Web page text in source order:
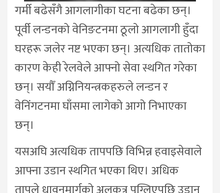
गर्मी बढेसँगै आगलागीका घटना बढेका छन्।
पूर्वी लन्डनको वेनिङटनमा ठूलो आगलागी हुँदा
घरहरू जलेर नष्ट भएका छन्। अत्यधिक तातोका
कारण केही रेलवेले आफ्नो सेवा स्थगित गरेका
छन्। सयौँ अग्निनियन्त्रकहरुले लन्डन र
वेनिंगटनमा घाँसमा लागेको आगो निभाएका
छन्।
यसअघि अत्यधिक तापपछि विभिन्न हवाइसेवाले
आफ्ना उडान स्थगित भएका थिए। अधिक